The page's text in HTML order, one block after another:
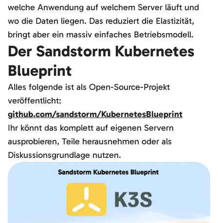
welche Anwendung auf welchem Server läuft und
wo die Daten liegen. Das reduziert die Elastizität,
bringt aber ein massiv einfaches Betriebsmodell.
Der Sandstorm Kubernetes
Blueprint
Alles folgende ist als Open-Source-Projekt
veröffentlicht:
github.com/sandstorm/KubernetesBlueprint
Ihr könnt das komplett auf eigenen Servern
ausprobieren, Teile herausnehmen oder als
Diskussionsgrundlage nutzen.